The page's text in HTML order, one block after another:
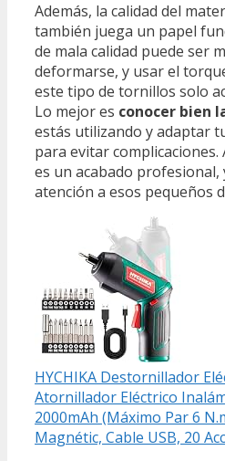
Además, la calidad del
también juega un papel
de mala calidad puede ser
deformarse, y usar el
este tipo de tornillos solo
Lo mejor es conocer bien
estás utilizando y adaptar
para evitar complicaciones.
es un acabado profesional,
atención a esos pequeños
HYCHIKA Destornillador
Atornillador Eléctrico
2000mAh (Máximo Par 6
Magnétic, Cable USB, 20